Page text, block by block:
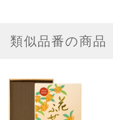
類似品番の商品